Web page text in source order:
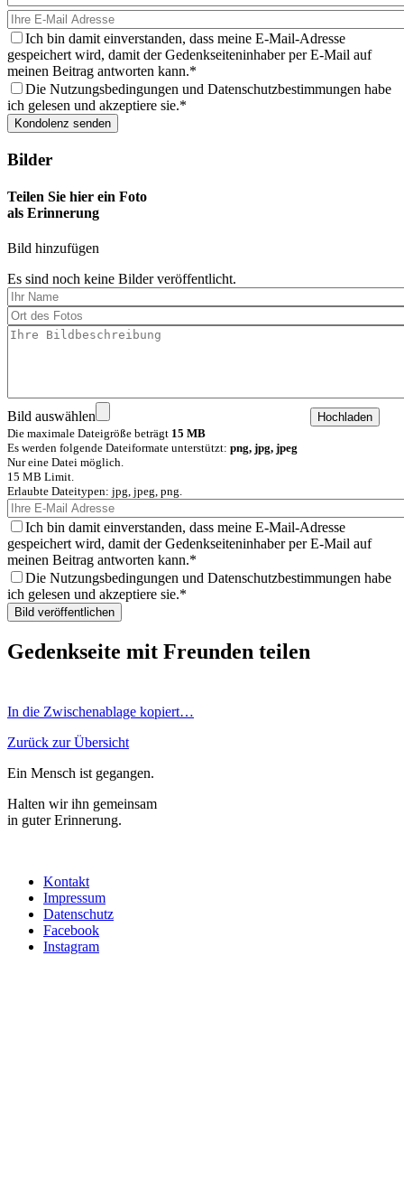
Ich bin damit einverstanden, dass meine E-Mail-Adresse
gespeichert wird, damit der Gedenkseiteninhaber per E-Mail auf
meinen Beitrag antworten kann.
Die Nutzungsbedingungen und Datenschutzbestimmungen habe
ich gelesen und akzeptiere sie.
Bilder
Teilen Sie hier ein Foto
als Erinnerung
Bild hinzufügen
Es sind noch keine Bilder veröffentlicht.
Bild auswählen
Die maximale Dateigröße beträgt 15 MB
Es werden folgende Dateiformate unterstützt: png, jpg, jpeg
Nur eine Datei möglich.
15 MB Limit.
Erlaubte Dateitypen: jpg, jpeg, png.
Ich bin damit einverstanden, dass meine E-Mail-Adresse
gespeichert wird, damit der Gedenkseiteninhaber per E-Mail auf
meinen Beitrag antworten kann.
Die Nutzungsbedingungen und Datenschutzbestimmungen habe
ich gelesen und akzeptiere sie.
Gedenkseite mit Freunden teilen
In die Zwischenablage kopiert…
Zurück zur Übersicht
Ein Mensch ist gegangen.
Halten wir ihn gemeinsam
in guter Erinnerung.
Kontakt
Impressum
Datenschutz
Facebook
Instagram